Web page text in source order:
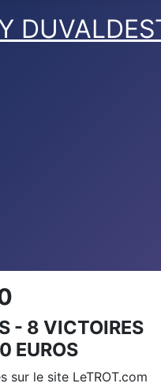
- 8 VICTOIRES
EUROS
sur le site LeTROT.com